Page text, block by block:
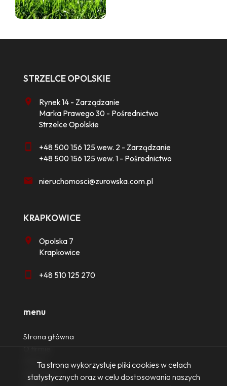
STRZELCE OPOLSKIE
Rynek 14 - Zarządzanie
Marka Prawego 30 - Pośrednictwo
Strzelce Opolskie
+48 500 156 125 wew. 2 - Zarządzanie
+48 500 156 125 wew. 1 - Pośrednictwo
nieruchomosci@zurowska.com.pl
KRAPKOWICE
Opolska 7
Krapkowice
+48 510 125 270
menu
Strona główna
Oferty
Zgłoszenia
Ta strona wykorzystuje pliki cookies w celach
statystycznych oraz w celu dostosowania naszych